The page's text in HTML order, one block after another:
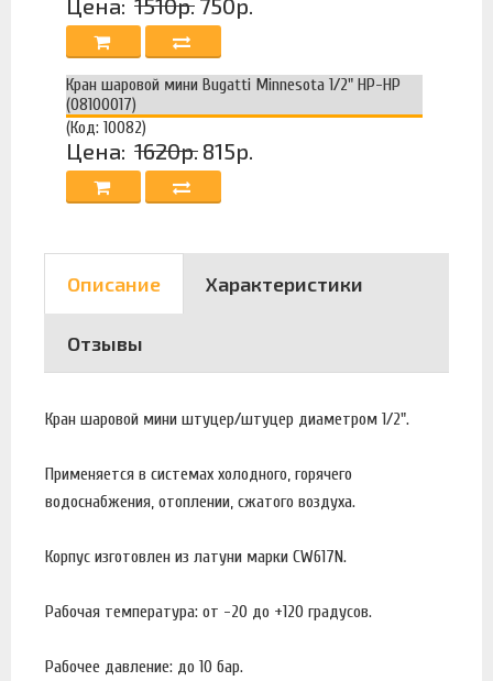
Цена: 1510р. 750р.
Кран шаровой мини Bugatti Minnesota 1/2" НР-НР
(08100017)
(Код: 10082)
Цена: 1620р. 815р.
Описание Характеристики
Отзывы
Кран шаровой мини штуцер/штуцер диаметром 1/2".
Применяется в системах холодного, горячего
водоснабжения, отоплении, сжатого воздуха.
Корпус изготовлен из латуни марки CW617N.
Рабочая температура: от -20 до +120 градусов.
Рабочее давление: до 10 бар.